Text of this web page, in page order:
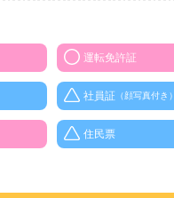
運転免許証
社員証 （顔写真付き）
住民票